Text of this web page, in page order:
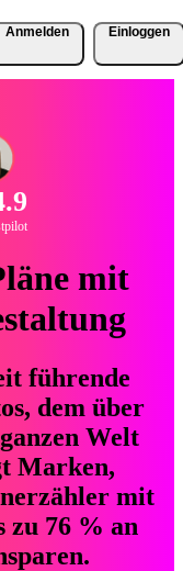
Anmelden Einloggen
mit
führende
dem über
Welt
Marken,
mit
zu 76 % an